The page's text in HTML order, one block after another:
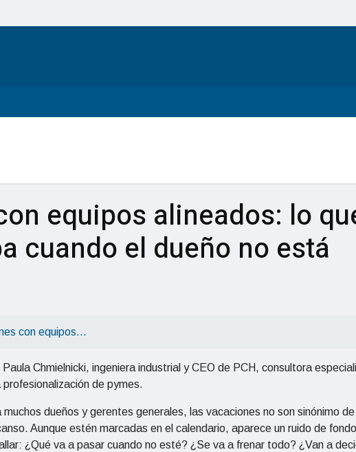
equipos alineados: lo
cuando el dueño no está
con equipos…
Chmielnicki, ingeniera industrial y CEO de PCH, consultora
profesionalización de pymes.
muchos dueños y gerentes generales, las vacaciones no son sinónimo de
Aunque estén marcadas en el calendario, aparece un ruido de
¿Qué va a pasar cuando no esté? ¿Se va a frenar todo? ¿Van a